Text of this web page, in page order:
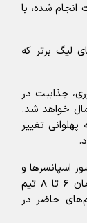
انجام شده، با
لیگ برتر که
جذابیت در
خواهد شد.
تغییر
اسپانسرها و
تیم‌های قدرتمند را آغاز کرده اما تعداد تیم‌های حاضر در لیگ برتر همان ۶ تا ۸ تیم
حاضر در